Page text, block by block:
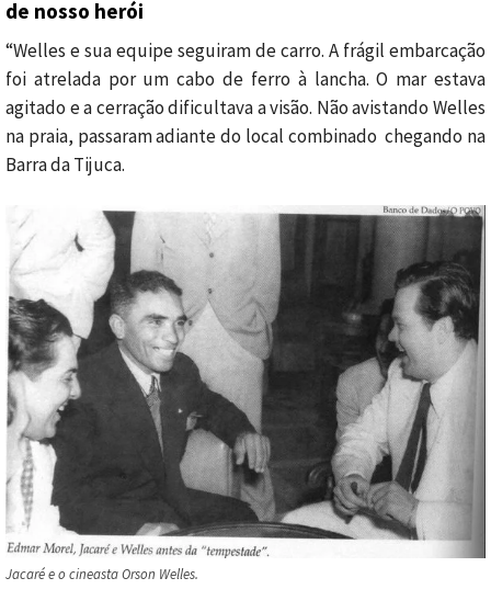
de nosso herói
“Welles e sua equipe seguiram de carro. A frágil embarcação
foi atrelada por um cabo de ferro à lancha. O mar estava
agitado e a cerração dificultava a visão. Não avistando Welles
na praia, passaram adiante do local combinado chegando na
Barra da Tijuca.
Jacaré e o cineasta Orson Welles.